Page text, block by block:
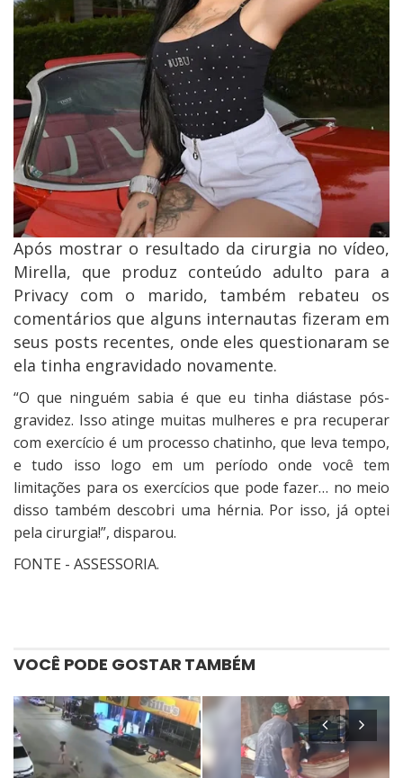
Após mostrar o resultado da cirurgia no vídeo,
Mirella, que produz conteúdo adulto para a
Privacy com o marido, também rebateu os
comentários que alguns internautas fizeram em
seus posts recentes, onde eles questionaram se
ela tinha engravidado novamente.
“O que ninguém sabia é que eu tinha diástase pós-
gravidez. Isso atinge muitas mulheres e pra recuperar
com exercício é um processo chatinho, que leva tempo,
e tudo isso logo em um período onde você tem
limitações para os exercícios que pode fazer… no meio
disso também descobri uma hérnia. Por isso, já optei
pela cirurgia!”, disparou.
FONTE - ASSESSORIA.
VOCÊ PODE GOSTAR TAMBÉM